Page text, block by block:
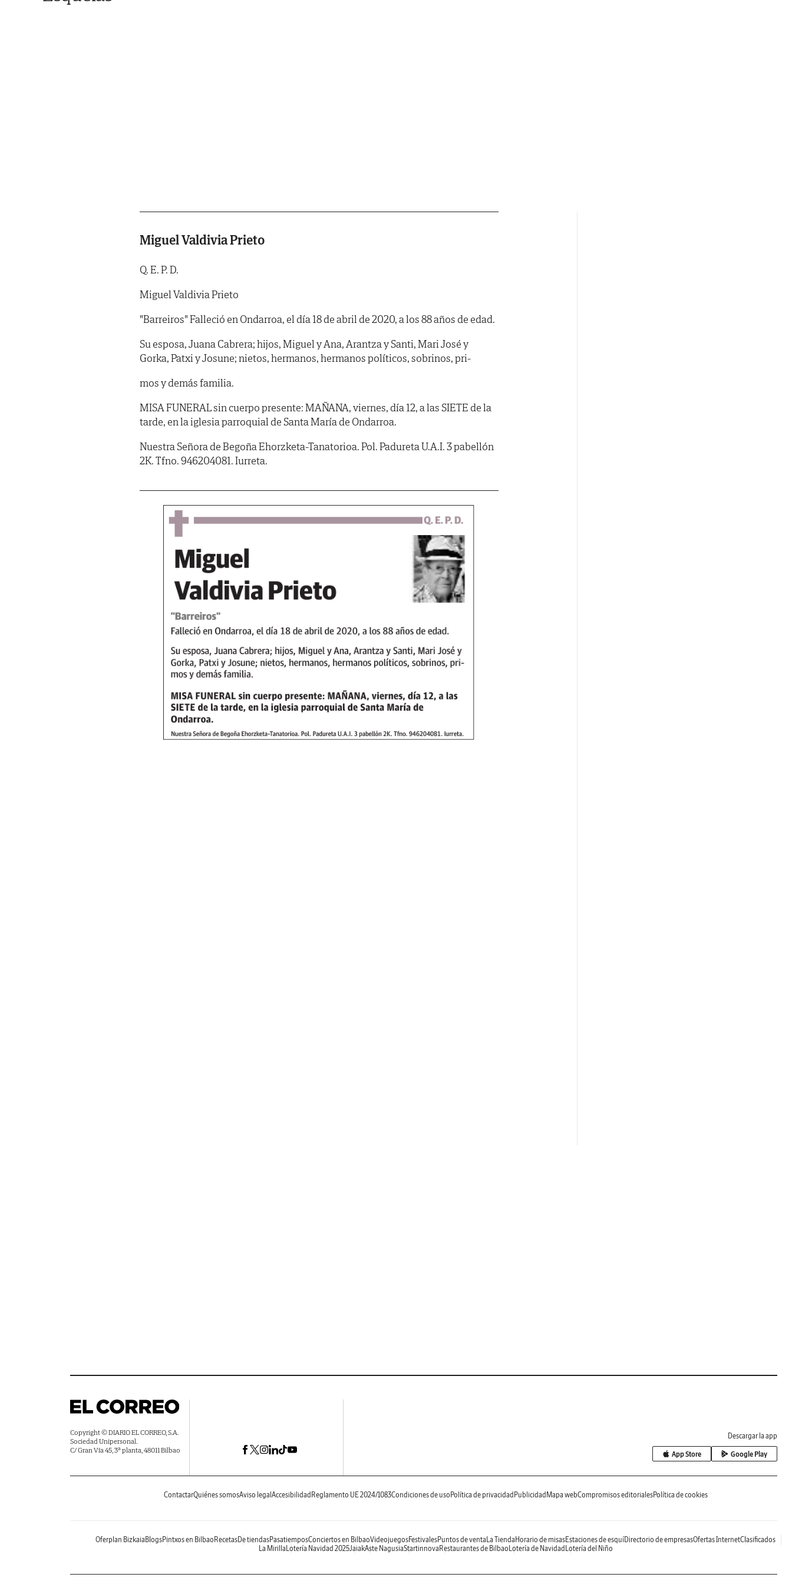
Miguel Valdivia Prieto
Q. E. P. D.
Miguel Valdivia Prieto
"Barreiros" Falleció en Ondarroa, el día 18 de abril de 2020, a los 88 años de edad.
Su esposa, Juana Cabrera; hijos, Miguel y Ana, Arantza y Santi, Mari José y
Gorka, Patxi y Josune; nietos, hermanos, hermanos políticos, sobrinos, pri-
mos y demás familia.
MISA FUNERAL sin cuerpo presente: MAÑANA, viernes, día 12, a las SIETE de la
tarde, en la iglesia parroquial de Santa María de Ondarroa.
Nuestra Señora de Begoña Ehorzketa-Tanatorioa. Pol. Padureta U.A.I. 3 pabellón
2K. Tfno. 946204081. Iurreta.
Copyright © DIARIO EL CORREO, S.A.
Sociedad Unipersonal.
C/ Gran Vía 45, 3ª planta, 48011 Bilbao
Descargar la app
App Store Google Play
ContactarQuiénes somosAviso legal Accesibilidad Reglamento UE 2024/1083Condiciones de uso Política de privacidad Publicidad Mapa webCompromisos editorialesPolítica de cookies
Oferplan Bizkaia BlogsPintxos en Bilbao RecetasDe tiendasPasatiemposConciertos en BilbaoVideojuegosFestivalesPuntos de venta La Tienda Horario de misasEstaciones de esquíDirectorio de empresasOfertas InternetClasificados
La Mirilla Lotería Navidad 2025JaiakAste NagusiaStartinnova Restaurantes de Bilbao Lotería de Navidad Lotería del Niño